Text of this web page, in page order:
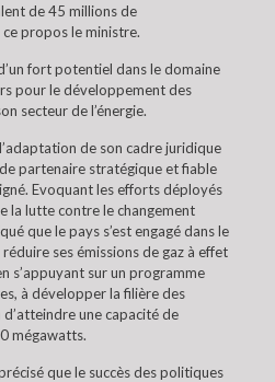
de 45 millions de
propos le ministre.
fort potentiel dans le domaine
pour le développement des
secteur de l’énergie.
de son cadre juridique
partenaire stratégique et fiable
Evoquant les efforts déployés
la lutte contre le changement
que le pays s’est engagé dans le
ses émissions de gaz à effet
s’appuyant sur un programme
à développer la filière des
une capacité de
mégawatts.
que le succès des politiques